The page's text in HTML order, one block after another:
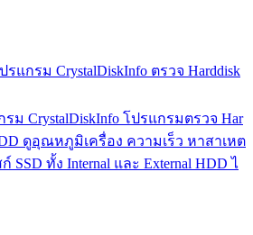
รแกรม CrystalDiskInfo ตรวจ Harddisk
ม CrystalDiskInfo โปรแกรมตรวจ Har
ดูอุณหภูมิเครื่อง ความเร็ว หาสาเหต
ทั้ง Internal และ External HDD ไ